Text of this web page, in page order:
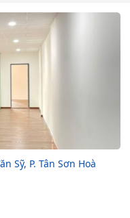
Sỹ, P. Tân Sơn Hoà